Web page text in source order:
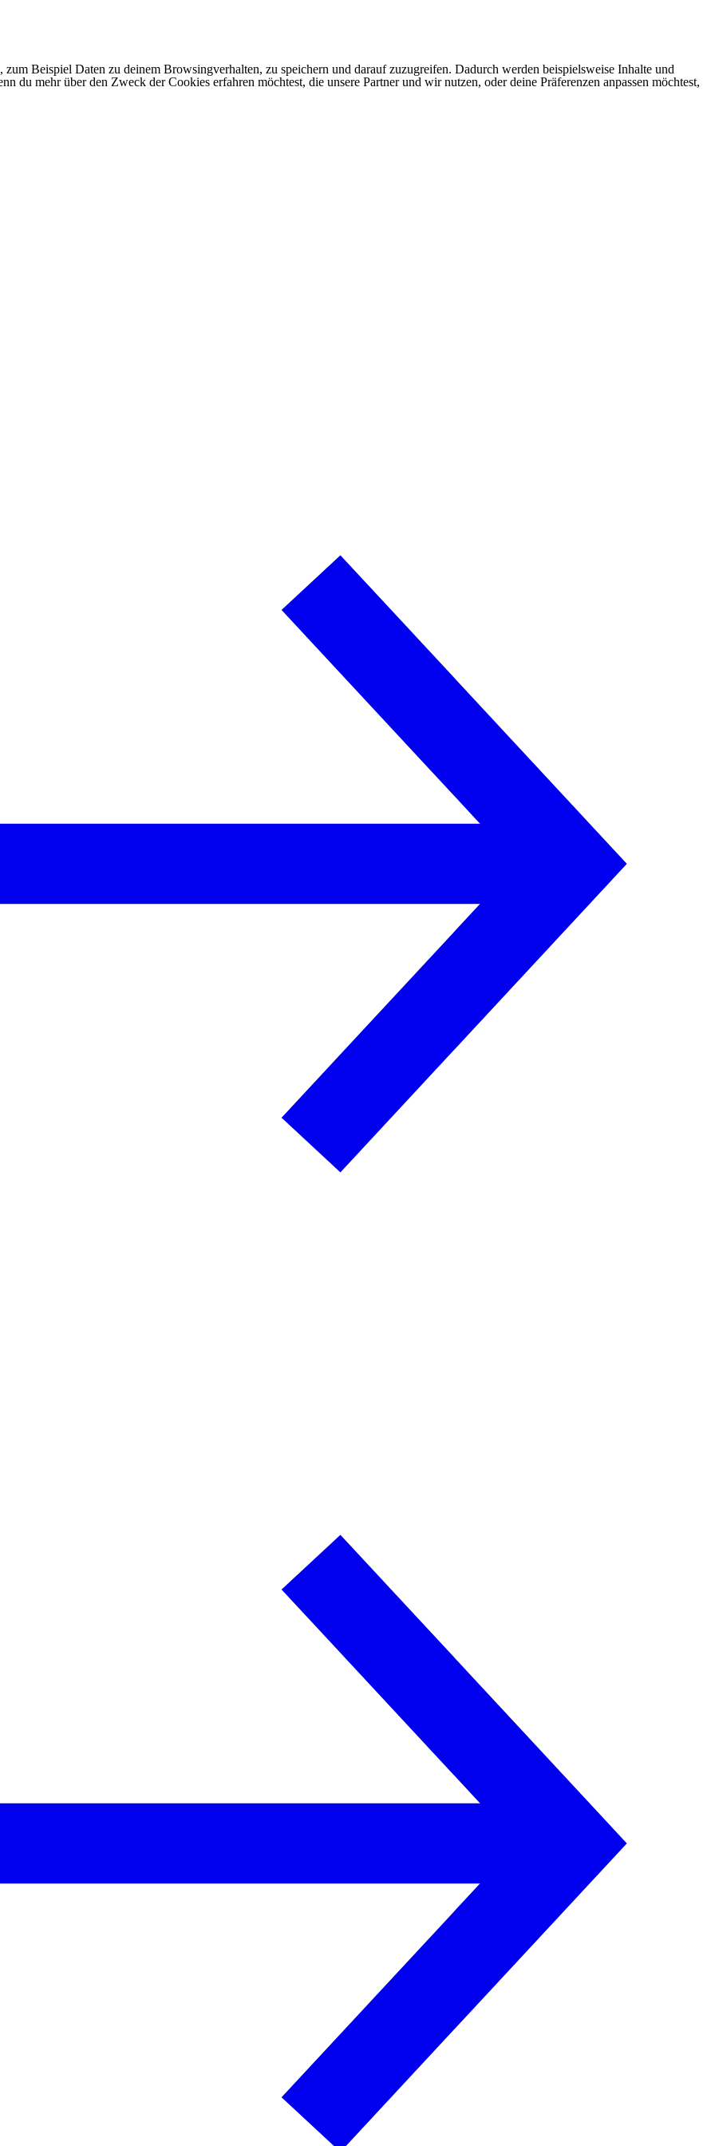
Beispiel Daten zu deinem Browsingverhalten, zu speichern und darauf zuzugreifen. Dadurch werden beispielsweise Inhalte und
du mehr über den Zweck der Cookies erfahren möchtest, die unsere Partner und wir nutzen, oder deine Präferenzen anpassen möchtest,